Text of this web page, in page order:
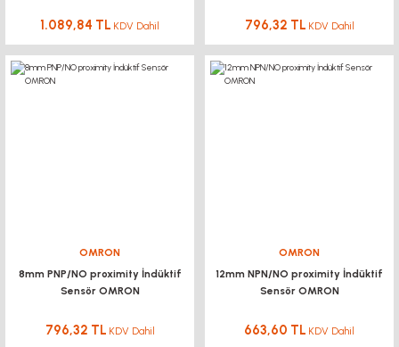
1.089,84 TL KDV Dahil 796,32 TL KDV Dahil
OMRON
8mm PNP/NO proximity İndüktif
Sensör OMRON
796,32 TL KDV Dahil
OMRON
12mm NPN/NO proximity İndüktif
Sensör OMRON
663,60 TL KDV Dahil